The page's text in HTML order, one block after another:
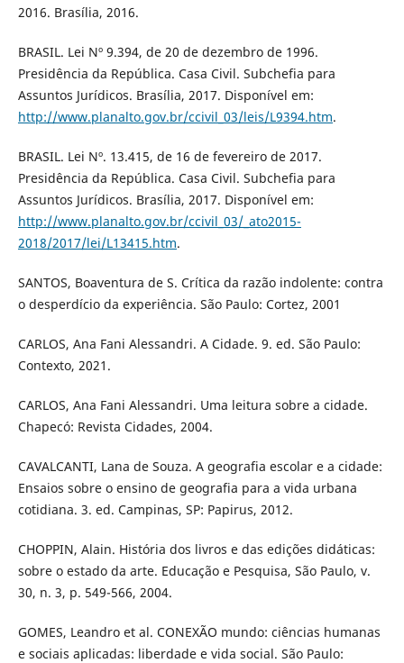
2016. Brasília, 2016.
BRASIL. Lei Nº 9.394, de 20 de dezembro de 1996.
Presidência da República. Casa Civil. Subchefia para
Assuntos Jurídicos. Brasília, 2017. Disponível em:
http://www.planalto.gov.br/ccivil_03/leis/L9394.htm.
BRASIL. Lei Nº. 13.415, de 16 de fevereiro de 2017.
Presidência da República. Casa Civil. Subchefia para
Assuntos Jurídicos. Brasília, 2017. Disponível em:
http://www.planalto.gov.br/ccivil_03/_ato2015-
2018/2017/lei/L13415.htm.
SANTOS, Boaventura de S. Crítica da razão indolente: contra
o desperdício da experiência. São Paulo: Cortez, 2001
CARLOS, Ana Fani Alessandri. A Cidade. 9. ed. São Paulo:
Contexto, 2021.
CARLOS, Ana Fani Alessandri. Uma leitura sobre a cidade.
Chapecó: Revista Cidades, 2004.
CAVALCANTI, Lana de Souza. A geografia escolar e a cidade:
Ensaios sobre o ensino de geografia para a vida urbana
cotidiana. 3. ed. Campinas, SP: Papirus, 2012.
CHOPPIN, Alain. História dos livros e das edições didáticas:
sobre o estado da arte. Educação e Pesquisa, São Paulo, v.
30, n. 3, p. 549-566, 2004.
GOMES, Leandro et al. CONEXÃO mundo: ciências humanas
e sociais aplicadas: liberdade e vida social. São Paulo: